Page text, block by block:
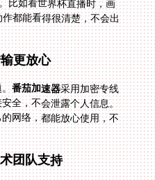
更放心
。番茄加速器采用加密专线
传输数据，确保你的网络连接安全，不会泄露个人信息。
不管你是用公共WiFi还是自己的网络，都能放心使用，不
团队支持